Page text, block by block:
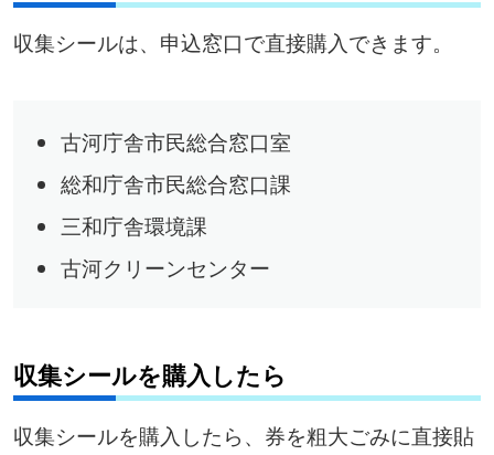
収集シールは、申込窓口で直接購入できます。
古河庁舎市民総合窓口室
総和庁舎市民総合窓口課
三和庁舎環境課
古河クリーンセンター
収集シールを購入したら
収集シールを購入したら、券を粗大ごみに直接貼